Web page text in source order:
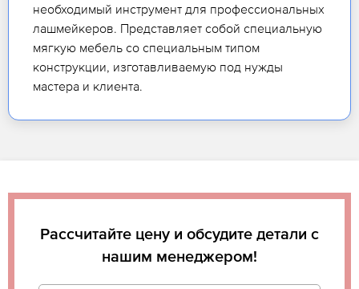
необходимый инструмент для профессиональных
лашмейкеров. Представляет собой специальную
мягкую мебель со специальным типом
конструкции, изготавливаемую под нужды
мастера и клиента.
Рассчитайте цену и обсудите детали с
нашим менеджером!